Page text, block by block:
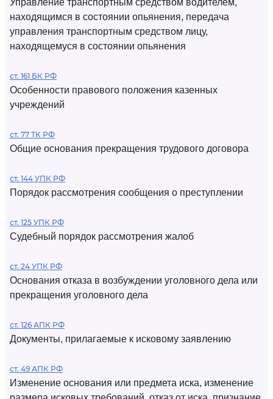
Управление транспортным средством водителем,
находящимся в состоянии опьянения, передача
управления транспортным средством лицу,
находящемуся в состоянии опьянения
ст. 161 БК РФ
Особенности правового положения казенных
учреждений
ст. 77 ТК РФ
Общие основания прекращения трудового договора
ст. 144 УПК РФ
Порядок рассмотрения сообщения о преступлении
ст. 125 УПК РФ
Судебный порядок рассмотрения жалоб
ст. 24 УПК РФ
Основания отказа в возбуждении уголовного дела или
прекращения уголовного дела
ст. 126 АПК РФ
Документы, прилагаемые к исковому заявлению
ст. 49 АПК РФ
Изменение основания или предмета иска, изменение